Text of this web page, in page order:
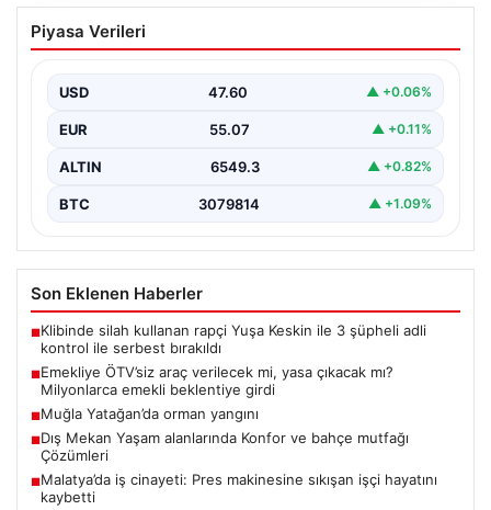
Emekliye ÖTV’siz araç verilecek mi,
yasa çıkacak mı? Milyonlarca emekli
Piyasa Verileri
USD 47.60 ▲ +0.06%
EUR 55.07 ▲ +0.11%
ALTIN 6549.3 ▲ +0.82%
BTC 3079814 ▲ +1.09%
Son Eklenen Haberler
■Klibinde silah kullanan rapçi Yuşa Keskin ile 3 şüpheli adli
kontrol ile serbest bırakıldı
■Emekliye ÖTV’siz araç verilecek mi, yasa çıkacak mı?
Milyonlarca emekli beklentiye girdi
■Muğla Yatağan’da orman yangını
■Dış Mekan Yaşam alanlarında Konfor ve bahçe mutfağı
Çözümleri
■Malatya’da iş cinayeti: Pres makinesine sıkışan işçi hayatını
kaybetti